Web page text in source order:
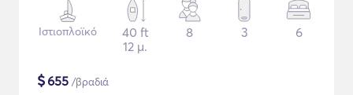
Ιστιοπλοϊκό
40 ft
12 μ.
8 3 6
$655 /βραδιά